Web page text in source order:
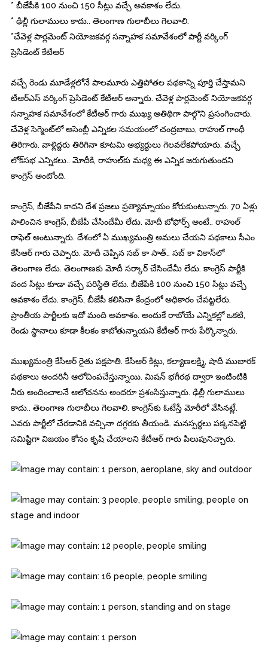
* బీజేపీకి 100 నుంచి 150 సీట్లు వచ్చే అవకాశం లేదు.
* ఢిల్లీ గులాములు కాదు.. తెలంగాణ గులాబీలు గెలవాలి.
*చేవెళ్ల పార్లమెంట్‌ నియోజకవర్గ సన్నాహక సమావేశంలో పార్టీ వర్కింగ్
ప్రెసిడెంట్ కేటీఆర్‌
వచ్చే రెండు మూడేళ్లలోనే పాలమూరు ఎత్తిపోతల పథకాన్ని పూర్తి చేస్తామని
టీఆర్‌ఎస్‌ వర్కింగ్‌ ప్రెసిడెంట్‌ కేటీఆర్‌ అన్నారు. చేవెళ్ల పార్లమెంట్‌ నియోజకవర్గ
సన్నాహక సమావేశంలో కేటీఆర్‌ గారు ముఖ్య అతిథిగా పాల్గొని ప్రసంగించారు.
చేవెళ్ల సెగ్మెంట్‌లో అసెంబ్లీ ఎన్నికల సమయంలో చంద్రబాబు, రాహుల్‌ గాంధీ
తిరిగారు. వాళ్లిద్దరు తిరిగినా కూటమి అభ్యర్థులు గెలవలేకపోయారు. వచ్చే
లోక్‌సభ ఎన్నికలు.. మోదీకి, రాహుల్‌కు మధ్య ఈ ఎన్నిక జరుగుతుందని
కాంగ్రెస్‌ అంటోంది.
కాంగ్రెస్‌, బీజేపీని కాదని దేశ ప్రజలు ప్రత్యామ్నాయం కోరుకుంటున్నారు. 70 ఏళ్లు
పాలించిన కాంగ్రెస్‌, బీజేపీ చేసిందేమీ లేదు. మోదీ బోఫోర్స్‌ అంటే.. రాహుల్‌
రాఫెల్‌ అంటున్నారు. దేశంలో ఏ ముఖ్యమంత్రి అమలు చేయని పథకాలు సీఎం
కేసీఆర్‌ గారు చెప్పారు. మోదీ చెప్పిన సబ్‌ కా సాత్‌.. సబ్‌ కా వికాస్‌లో
తెలంగాణ లేదు. తెలంగాణకు మోదీ సర్కార్‌ చేసిందేమీ లేదు. కాంగ్రెస్‌ పార్టీకి
వంద సీట్లు కూడా వచ్చే పరిస్థితి లేదు. బీజేపీకి 100 నుంచి 150 సీట్లు వచ్చే
అవకాశం లేదు. కాంగ్రెస్‌, బీజేపీ కలిసినా కేంద్రంలో అధికారం చేపట్టలేరు.
ప్రాంతీయ పార్టీలకు ఇదో మంది అవకాశం. అందుకే రాబోయే ఎన్నికల్లో ఒకటి,
రెండు స్థానాలు కూడా కీలకం కాబోతున్నాయని కేటీఆర్‌ గారు పేర్కొన్నారు.
ముఖ్యమంత్రి కేసీఆర్‌ రైతు పక్షపాతి. కేసీఆర్‌ కిట్లు, కల్యాణలక్ష్మి, షాదీ ముబారక్‌
పథకాలు అందరినీ ఆలోచింపచేస్తున్నాయి. మిషన్‌ భగీరథ ద్వారా ఇంటింటికి
నీరు అందించాలనే ఆలోచనను అందరూ ప్రశంసిస్తున్నారు. ఢిల్లీ గులాములు
కాదు.. తెలంగాణ గులాబీలు గెలవాలి. కాంగ్రెస్‌కు ఓటేస్తే మోరీలో వేసినట్లే.
ఎవరు పార్టీలో చేరడానికి వచ్చినా దగ్గరకు తీయండి. మనస్పర్థలు పక్కనపెట్టి
సమిష్టిగా విజయం కోసం కృషి చేయాలని కేటీఆర్‌ గారు పిలుపునిచ్చారు.